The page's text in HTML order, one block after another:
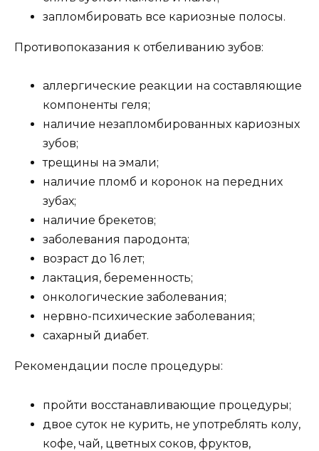
запломбировать все кариозные полосы.
Противопоказания к отбеливанию зубов:
аллергические реакции на составляющие
компоненты геля;
наличие незапломбированных кариозных
зубов;
трещины на эмали;
наличие пломб и коронок на передних
зубах;
наличие брекетов;
заболевания пародонта;
возраст до 16 лет;
лактация, беременность;
онкологические заболевания;
нервно-психические заболевания;
сахарный диабет.
Рекомендации после процедуры:
пройти восстанавливающие процедуры;
двое суток не курить, не употреблять колу,
кофе, чай, цветных соков, фруктов,